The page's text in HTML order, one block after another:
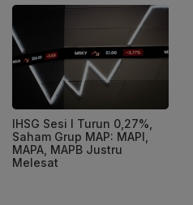
IHSG Sesi I Turun 0,27%,
Saham Grup MAP: MAPI,
MAPA, MAPB Justru
Melesat